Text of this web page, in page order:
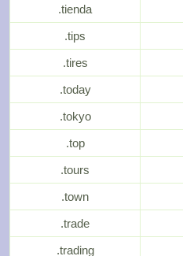
.tienda
.tips
.tires
.today
.tokyo
.top
.tours
.town
.trade
.trading